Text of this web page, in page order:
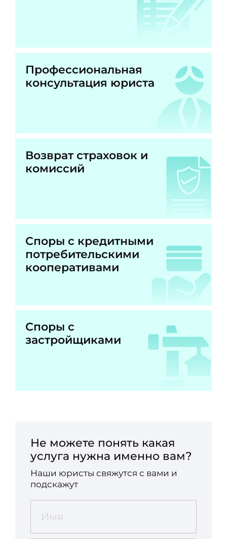
Профессиональная
консультация юриста
Возврат страховок и
комиссий
Споры с кредитными
потребительскими
кооперативами
Споры с
застройщиками
Не можете понять какая
услуга нужна именно вам?
Наши юристы свяжутся с вами и
подскажут